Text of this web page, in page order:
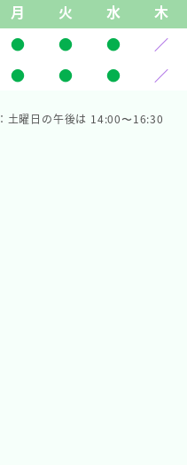
月 火 水 木
●
● ● ／
●
● ● ／
土曜日の午後は 14:00〜16:30